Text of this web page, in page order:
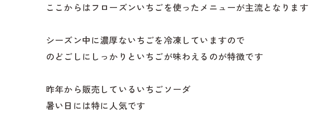
ここからはフローズンいちごを使ったメニューが主流となります
シーズン中に濃厚ないちごを冷凍していますので
のどごしにしっかりといちごが味わえるのが特徴です
昨年から販売しているいちごソーダ
暑い日には特に人気です